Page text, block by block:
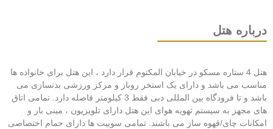
هتل
هتل 4 ستاره مسکو در خیابان المکتوم قرار دارد ، این هتل برای خانواده ها
می باشد و دارای یک استخر روباز و مرکز ورزشی بدنسازی می
باشد و تا فرودگاه بین المللی دبی فقط 3 کیلومتر فاصله دارد. تمامی اتاق
مجهز به سیستم تهویه هوای این هتل دارای تلویزیون ، مینی بار و
چای/قهوه ساز می باشند. تمامی سوییت ها دارای حمام اختصاصی